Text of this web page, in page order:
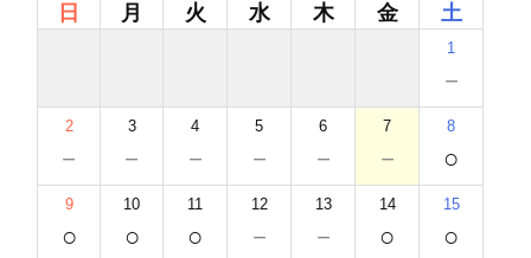
日 月 火 水 木 金 土
1
－
2
－
3
－
4
－
5
－
6
－
7
－
8
○
9
○
10
○
11
○
12
－
13
－
14
○
15
○